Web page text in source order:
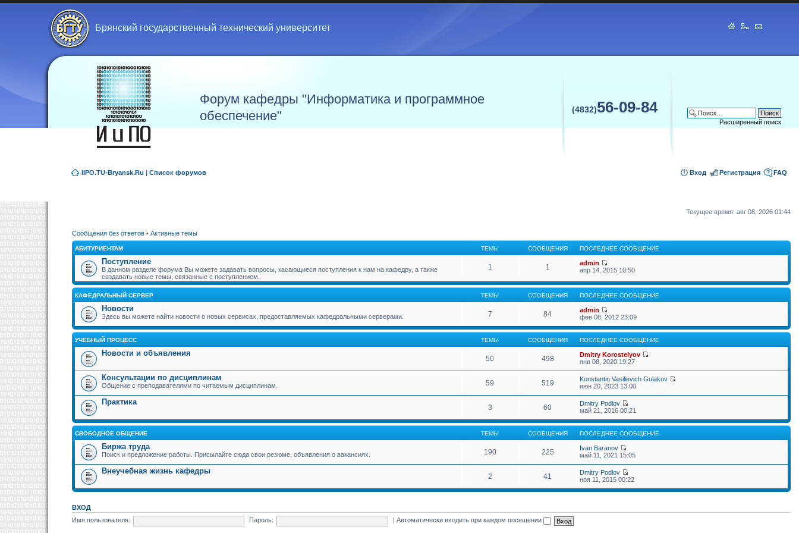
Брянский государственный технический университет
Форум кафедры "Информатика и программное
обеспечение"
(4832)56-09-84
Расширенный поиск
IIPO.TU-Bryansk.Ru | Список форумов FAQ
Регистрация
Вход
Текущее время: авг 08, 2026 01:44
Сообщения без ответов • Активные темы
АБИТУРИЕНТАМ ТЕМЫ СООБЩЕНИЯ ПОСЛЕДНЕЕ СООБЩЕНИЕ
Поступление
В данном разделе форума Вы можете задавать вопросы, касающиеся поступления к нам на кафедру, а также
создавать новые темы, связанные с поступлением.
1 1
admin
апр 14, 2015 10:50
КАФЕДРАЛЬНЫЙ СЕРВЕР ТЕМЫ СООБЩЕНИЯ ПОСЛЕДНЕЕ СООБЩЕНИЕ
Новости
Здесь вы можете найти новости о новых сервисах, предоставляемых кафедральными серверами. 7 84
admin
фев 08, 2012 23:09
УЧЕБНЫЙ ПРОЦЕСС ТЕМЫ СООБЩЕНИЯ ПОСЛЕДНЕЕ СООБЩЕНИЕ
Новости и объявления
50 498
Dmitry Korostelyov
янв 08, 2020 19:27
Консультации по дисциплинам
Общение с преподавателями по читаемым дисциплинам. 59 519
Konstantin Vasilievich Gulakov
июн 20, 2023 13:00
Практика
3 60
Dmitry Podlov
май 21, 2016 00:21
СВОБОДНОЕ ОБЩЕНИЕ ТЕМЫ СООБЩЕНИЯ ПОСЛЕДНЕЕ СООБЩЕНИЕ
Биржа труда
Поиск и предложение работы. Присылайте сюда свои резюме, объявления о вакансиях. 190 225
Ivan Baranov
май 11, 2021 15:05
Внеучебная жизнь кафедры
2 41
Dmitry Podlov
ноя 11, 2015 00:22
ВХОД
Имя пользователя:
Пароль: Автоматически входить при каждом посещении